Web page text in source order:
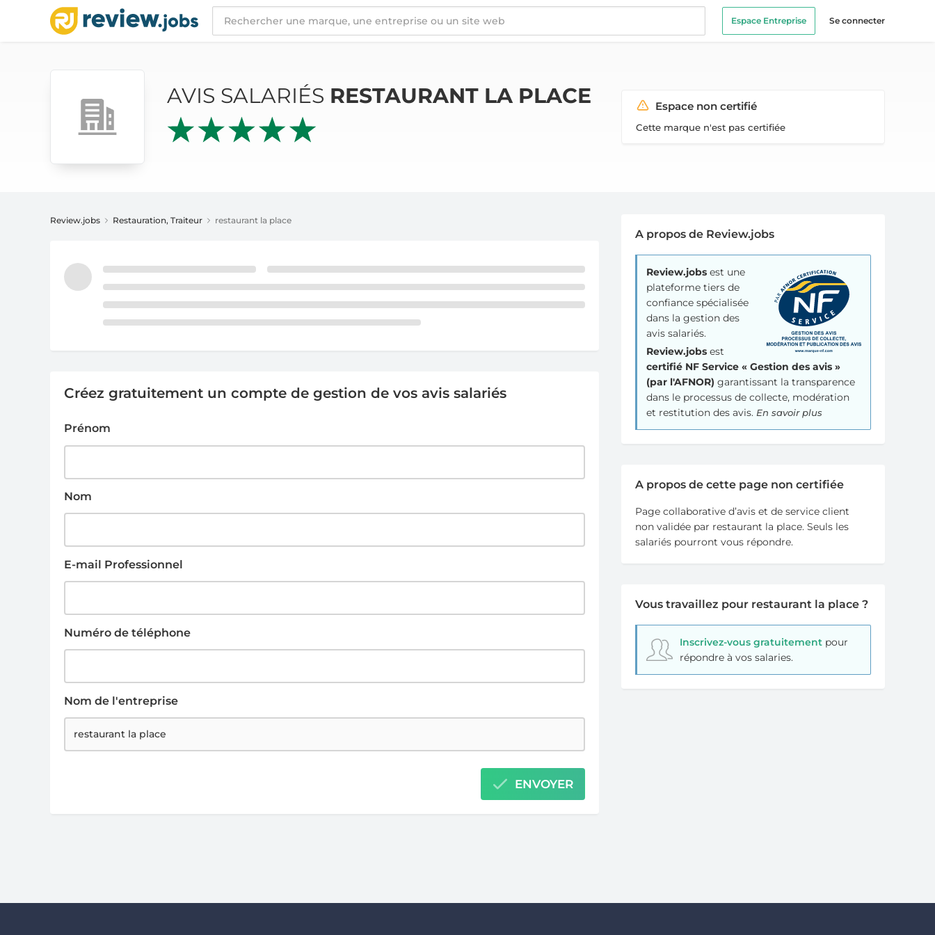
Espace Entreprise Se connecter
AVIS SALARIÉS RESTAURANT LA PLACE
AVIS SALARIÉS RESTAURANT LA PLACE Espace non certifié
Cette marque n'est pas certifiée
Review.jobs Restauration, Traiteur restaurant la place
Créez gratuitement un compte de gestion de vos avis salariés
Prénom
Nom
E-mail Professionnel
Numéro de téléphone
Nom de l'entreprise
ENVOYER
A propos de Review.jobs
Review.jobs est une
plateforme tiers de
confiance spécialisée
dans la gestion des
avis salariés.
Review.jobs est
certifié NF Service « Gestion des avis »
(par l'AFNOR) garantissant la transparence
dans le processus de collecte, modération
et restitution des avis.En savoir plus
A propos de cette page non certifiée
Page collaborative d’avis et de service client
non validée par restaurant la place. Seuls les
salariés pourront vous répondre.
Vous travaillez pour restaurant la place ?
Inscrivez-vous gratuitementpour
répondre à vos salaries.